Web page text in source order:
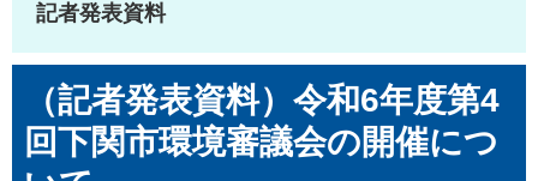
記者発表資料
（記者発表資料）令和6年度第4
回下関市環境審議会の開催につ